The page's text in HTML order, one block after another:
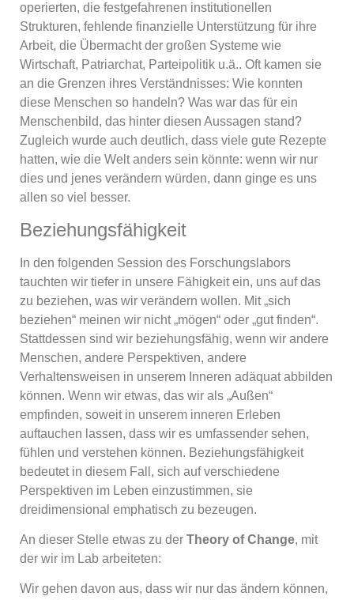
operierten, die festgefahrenen institutionellen
Strukturen, fehlende finanzielle Unterstützung für ihre
Arbeit, die Übermacht der großen Systeme wie
Wirtschaft, Patriarchat, Parteipolitik u.ä.. Oft kamen sie
an die Grenzen ihres Verständnisses: Wie konnten
diese Menschen so handeln? Was war das für ein
Menschenbild, das hinter diesen Aussagen stand?
Zugleich wurde auch deutlich, dass viele gute Rezepte
hatten, wie die Welt anders sein könnte: wenn wir nur
dies und jenes verändern würden, dann ginge es uns
allen so viel besser.
Beziehungsfähigkeit
In den folgenden Session des Forschungslabors
tauchten wir tiefer in unsere Fähigkeit ein, uns auf das
zu beziehen, was wir verändern wollen. Mit „sich
beziehen“ meinen wir nicht „mögen“ oder „gut finden“.
Stattdessen sind wir beziehungsfähig, wenn wir andere
Menschen, andere Perspektiven, andere
Verhaltensweisen in unserem Inneren adäquat abbilden
können. Wenn wir etwas, das wir als „Außen“
empfinden, soweit in unserem inneren Erleben
auftauchen lassen, dass wir es umfassender sehen,
fühlen und verstehen können. Beziehungsfähigkeit
bedeutet in diesem Fall, sich auf verschiedene
Perspektiven im Leben einzustimmen, sie
dreidimensional emphatisch zu bezeugen.
An dieser Stelle etwas zu der Theory of Change, mit
der wir im Lab arbeiteten:
Wir gehen davon aus, dass wir nur das ändern können,